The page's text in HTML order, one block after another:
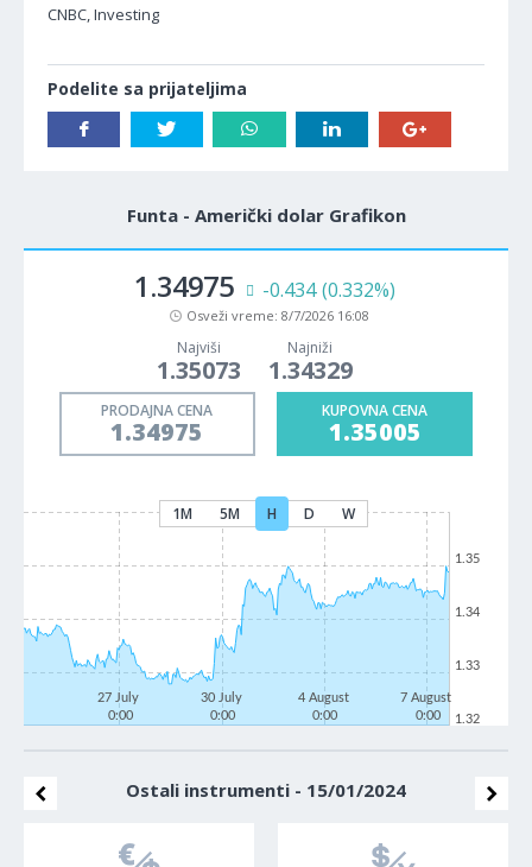
CNBC, Investing
Podelite sa prijateljima
Funta - Američki dolar Grafikon
1.34975 -0.434 (0.332%)
Osveži vreme: 8/7/2026 16:08
Najviši
1.35073
Najniži
1.34329
PRODAJNA CENA
1.34975
KUPOVNA CENA
1.35005
1M 5M H D W
27 July
0:00
30 July
0:00
4 August
0:00
7 August
0:00
1.32
1.33
1.34
1.35
Ostali instrumenti - 15/01/2024